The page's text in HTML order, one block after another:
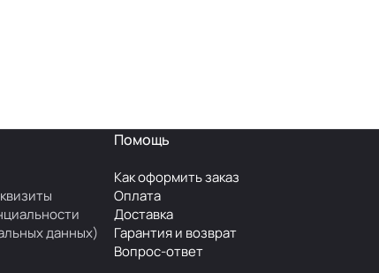
данных)
Помощь
Как оформить заказ
Оплата
Доставка
Гарантия и возврат
Вопрос-ответ